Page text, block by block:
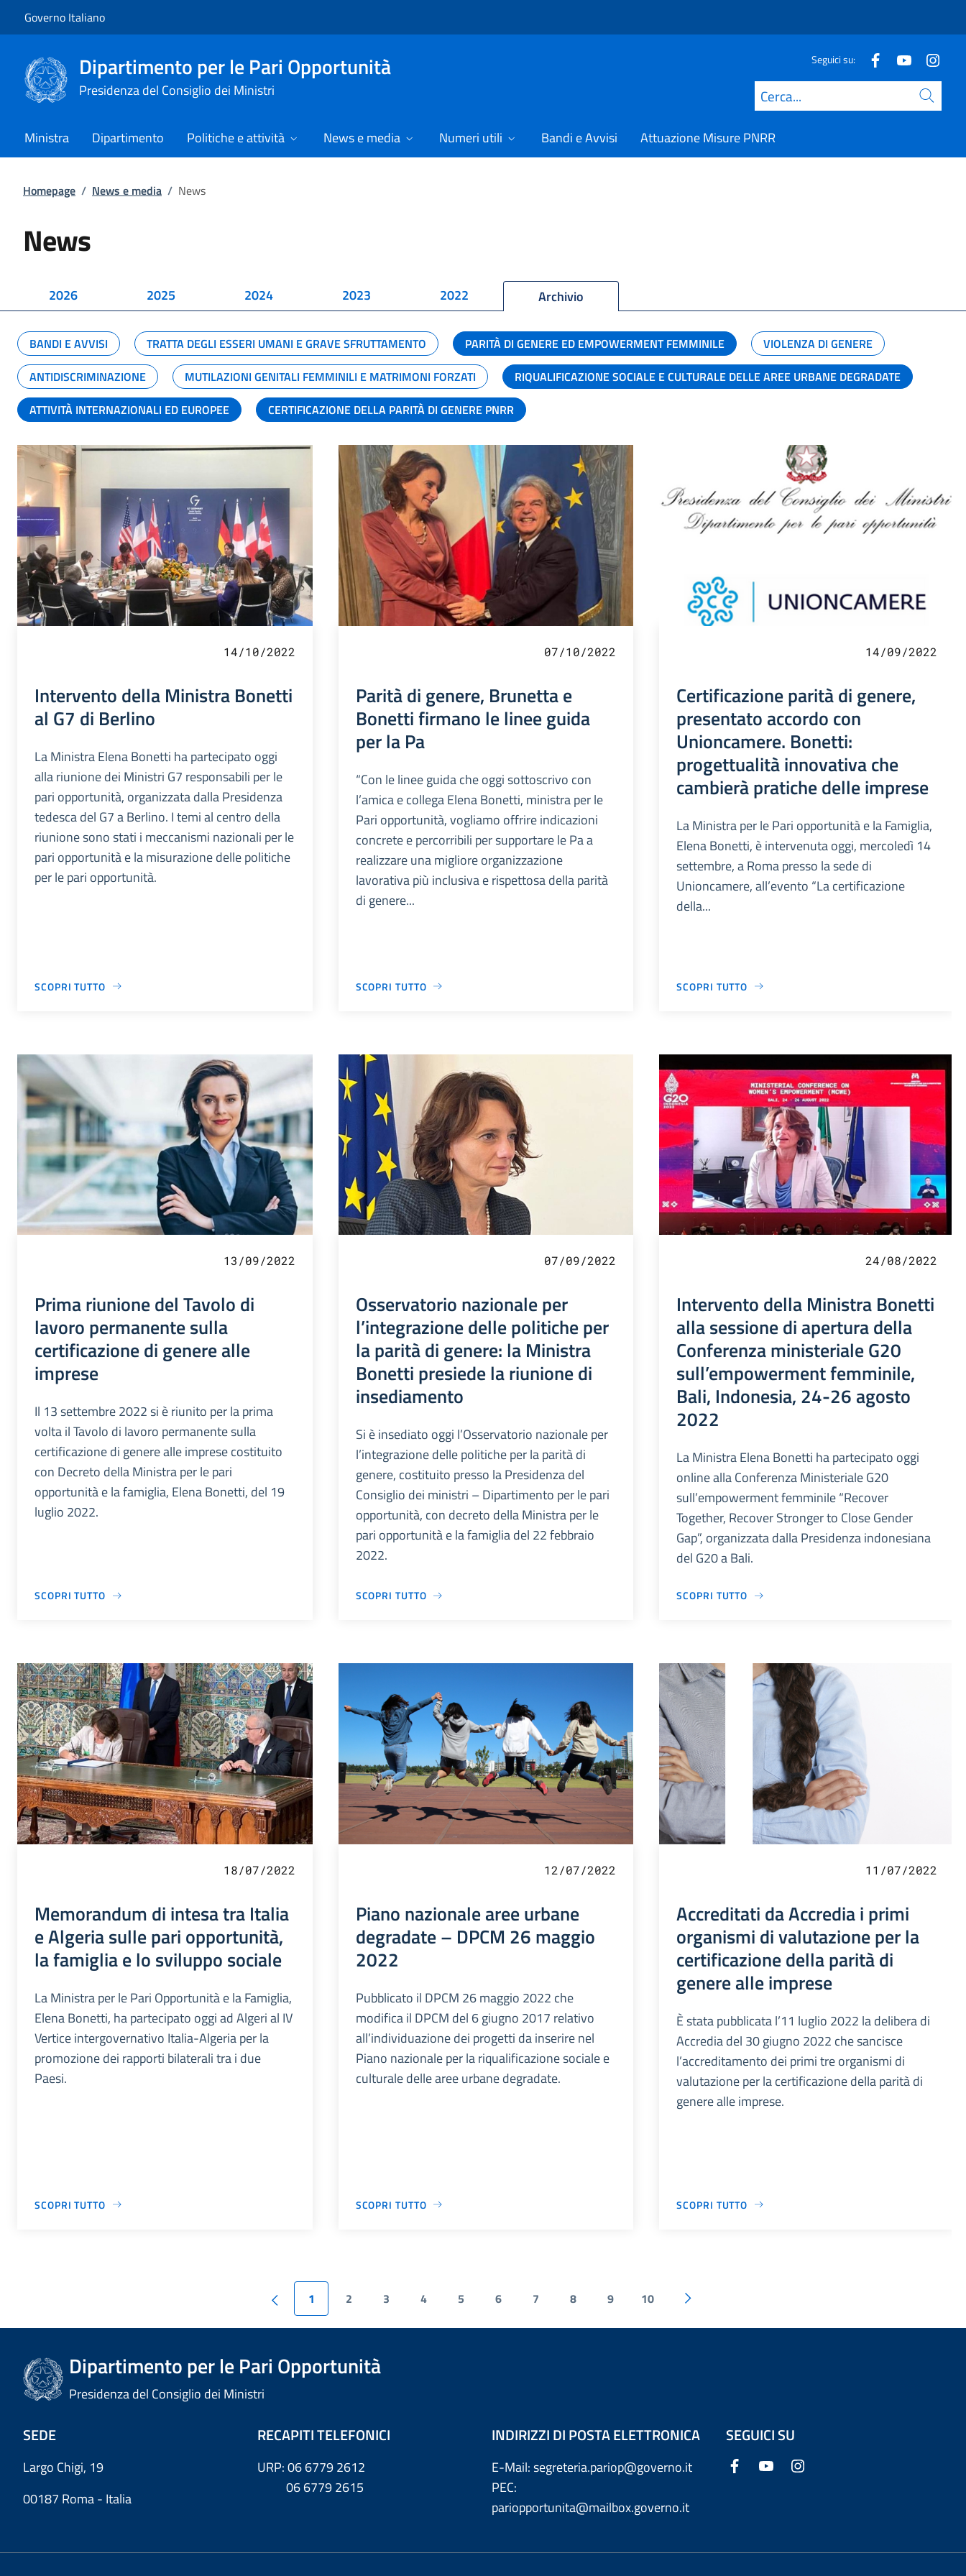
Governo Italiano
Dipartimento per le Pari Opportunità
Presidenza del Consiglio dei Ministri
Seguici su:
Cerca
Ministra Dipartimento Politiche e attività News e media Numeri utili Bandi e Avvisi Attuazione Misure PNRR
Homepage / News e media / News
News
2026 2025 2024 2023 2022 Archivio
BANDI E AVVISI TRATTA DEGLI ESSERI UMANI E GRAVE SFRUTTAMENTO PARITÀ DI GENERE ED EMPOWERMENT FEMMINILE
VIOLENZA DI GENERE
ANTIDISCRIMINAZIONE
MUTILAZIONI GENITALI FEMMINILI E MATRIMONI FORZATI
RIQUALIFICAZIONE SOCIALE E CULTURALE DELLE AREE URBANE DEGRADATE
ATTIVITÀ INTERNAZIONALI ED EUROPEE
CERTIFICAZIONE DELLA PARITÀ DI GENERE PNRR
14/10/2022
Intervento della Ministra Bonetti
al G7 di Berlino
La Ministra Elena Bonetti ha partecipato oggi
alla riunione dei Ministri G7 responsabili per le
pari opportunità, organizzata dalla Presidenza
tedesca del G7 a Berlino. I temi al centro della
riunione sono stati i meccanismi nazionali per le
pari opportunità e la misurazione delle politiche
per le pari opportunità.
SCOPRI TUTTO
07/10/2022
Parità di genere, Brunetta e
Bonetti firmano le linee guida
per la Pa
“Con le linee guida che oggi sottoscrivo con
l’amica e collega Elena Bonetti, ministra per le
Pari opportunità, vogliamo offrire indicazioni
concrete e percorribili per supportare le Pa a
realizzare una migliore organizzazione
lavorativa più inclusiva e rispettosa della parità
di genere...
SCOPRI TUTTO
14/09/2022
Certificazione parità di genere,
presentato accordo con
Unioncamere. Bonetti:
progettualità innovativa che
cambierà pratiche delle imprese
La Ministra per le Pari opportunità e la Famiglia,
Elena Bonetti, è intervenuta oggi, mercoledì 14
settembre, a Roma presso la sede di
Unioncamere, all’evento “La certificazione
della...
SCOPRI TUTTO
13/09/2022
Prima riunione del Tavolo di
lavoro permanente sulla
certificazione di genere alle
imprese
Il 13 settembre 2022 si è riunito per la prima
volta il Tavolo di lavoro permanente sulla
certificazione di genere alle imprese costituito
con Decreto della Ministra per le pari
opportunità e la famiglia, Elena Bonetti, del 19
luglio 2022.
SCOPRI TUTTO
07/09/2022
Osservatorio nazionale per
l’integrazione delle politiche per
la parità di genere: la Ministra
Bonetti presiede la riunione di
insediamento
Si è insediato oggi l’Osservatorio nazionale per
l’integrazione delle politiche per la parità di
genere, costituito presso la Presidenza del
Consiglio dei ministri – Dipartimento per le pari
opportunità, con decreto della Ministra per le
pari opportunità e la famiglia del 22 febbraio
2022.
SCOPRI TUTTO
24/08/2022
Intervento della Ministra Bonetti
alla sessione di apertura della
Conferenza ministeriale G20
sull’empowerment femminile,
Bali, Indonesia, 24-26 agosto
2022
La Ministra Elena Bonetti ha partecipato oggi
online alla Conferenza Ministeriale G20
sull’empowerment femminile “Recover
Together, Recover Stronger to Close Gender
Gap”, organizzata dalla Presidenza indonesiana
del G20 a Bali.
SCOPRI TUTTO
18/07/2022
Memorandum di intesa tra Italia
e Algeria sulle pari opportunità,
la famiglia e lo sviluppo sociale
La Ministra per le Pari Opportunità e la Famiglia,
Elena Bonetti, ha partecipato oggi ad Algeri al IV
Vertice intergovernativo Italia-Algeria per la
promozione dei rapporti bilaterali tra i due
Paesi.
SCOPRI TUTTO
12/07/2022
Piano nazionale aree urbane
degradate – DPCM 26 maggio
2022
Pubblicato il DPCM 26 maggio 2022 che
modifica il DPCM del 6 giugno 2017 relativo
all’individuazione dei progetti da inserire nel
Piano nazionale per la riqualificazione sociale e
culturale delle aree urbane degradate.
SCOPRI TUTTO
11/07/2022
Accreditati da Accredia i primi
organismi di valutazione per la
certificazione della parità di
genere alle imprese
È stata pubblicata l’11 luglio 2022 la delibera di
Accredia del 30 giugno 2022 che sancisce
l’accreditamento dei primi tre organismi di
valutazione per la certificazione della parità di
genere alle imprese.
SCOPRI TUTTO
1 2 3 4 5 6 7 8 9 10
Dipartimento per le Pari Opportunità
Presidenza del Consiglio dei Ministri
SEDE
Largo Chigi, 19
00187 Roma - Italia
RECAPITI TELEFONICI
URP: 06 6779 2612
06 6779 2615
INDIRIZZI DI POSTA ELETTRONICA
E-Mail: segreteria.pariop@governo.it
PEC:
pariopportunita@mailbox.governo.it
SEGUICI SU